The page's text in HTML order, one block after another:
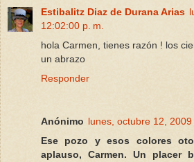
Estibalitz Diaz de Durana Arias
12:02:00 p. m.
hola Carmen, tienes razón ! los
un abrazo
Responder
Anónimo lunes, octubre 12, 2009
Ese pozo y esos colores
aplauso, Carmen. Un placer